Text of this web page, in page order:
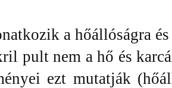
a hőállóságra
pult nem a hő és
ezt mutatják